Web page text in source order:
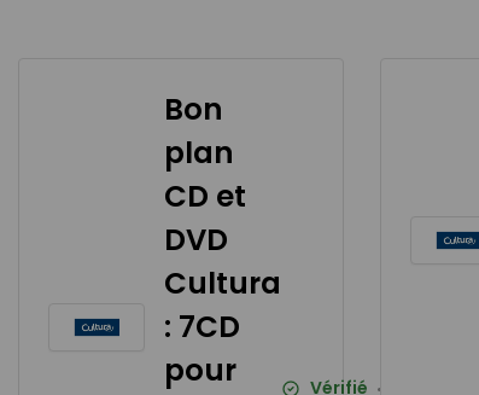
Bon
plan
CD et
DVD
Cultura
: 7CD
pour
Vérifié